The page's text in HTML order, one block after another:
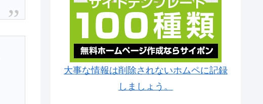
大事な情報は削除されないホムペに記録
しましょう。